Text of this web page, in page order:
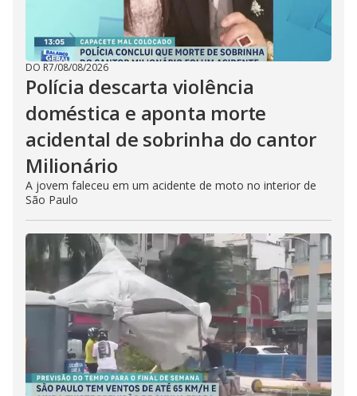
DO R7/08/08/2026
Polícia descarta violência
doméstica e aponta morte
acidental de sobrinha do cantor
Milionário
A jovem faleceu em um acidente de moto no interior de
São Paulo